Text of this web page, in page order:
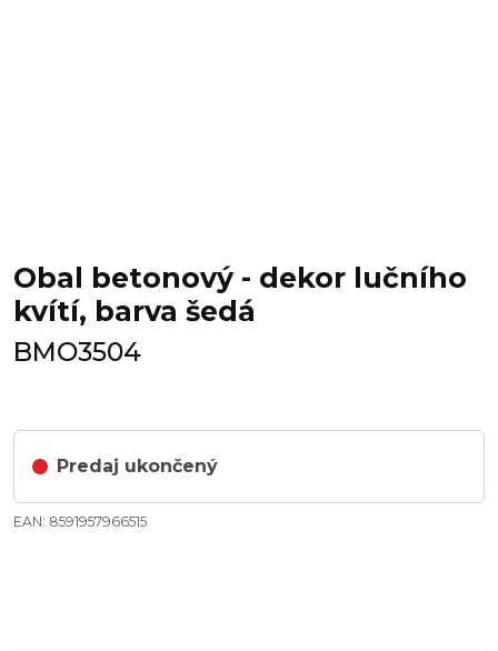
Obal betonový - dekor lučního
kvítí, barva šedá
BMO3504
Predaj ukončený
EAN: 8591957966515